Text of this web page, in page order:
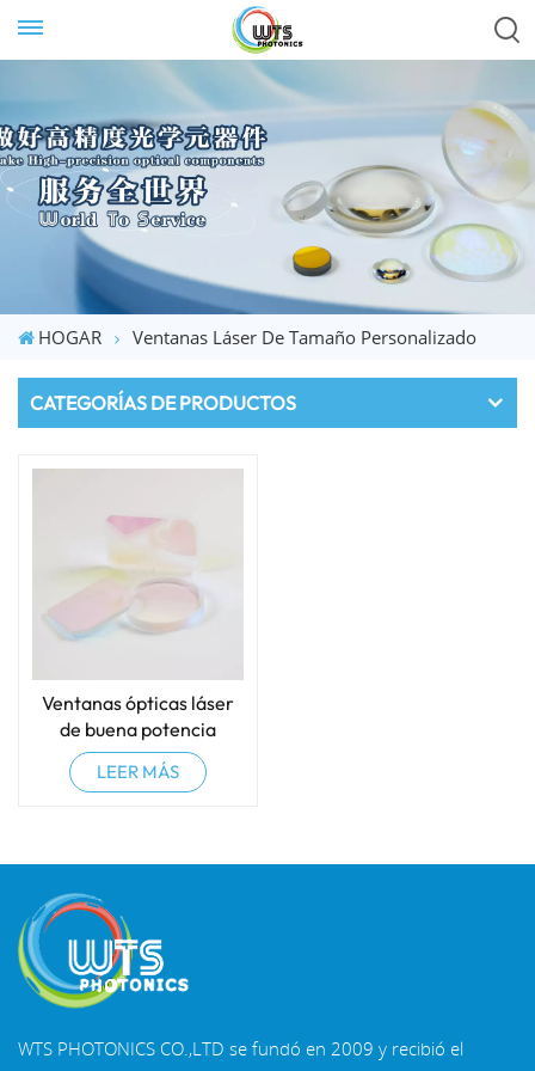
HOGAR Ventanas Láser De Tamaño Personalizado
CATEGORÍAS DE PRODUCTOS
Ventanas ópticas láser
de buena potencia
LEER MÁS
WTS PHOTONICS CO.,LTD se fundó en 2009 y recibió el